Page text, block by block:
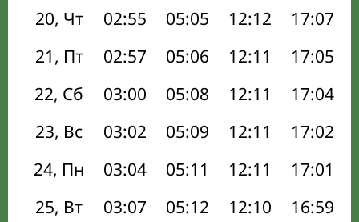
20, Чт
02:55 05:05 12:12 17:07
21, Пт
02:57 05:06 12:11 17:05
22, Сб
03:00 05:08 12:11 17:04
23, Вс
03:02 05:09 12:11 17:02
24, Пн
03:04 05:11 12:11 17:01
25, Вт
03:07 05:12 12:10 16:59